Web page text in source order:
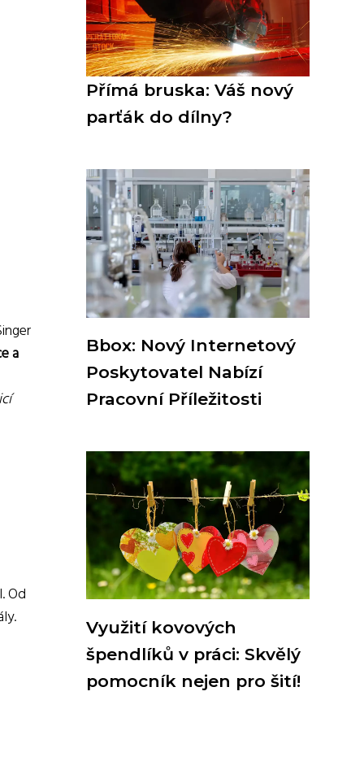
a
Od
Přímá bruska: Váš nový
parťák do dílny?
Bbox: Nový Internetový
Poskytovatel Nabízí
Pracovní Příležitosti
Využití kovových
špendlíků v práci: Skvělý
pomocník nejen pro šití!